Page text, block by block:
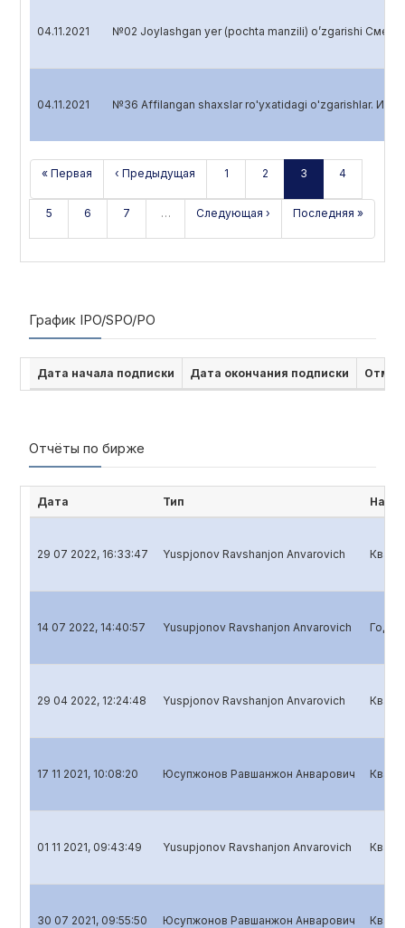
04.11.2021 №02 Joylashgan yer (pochta manzili) o’zgarishi
04.11.2021 №36 Affilangan shaxslar ro'yxatidagi o'zgarishlar.
« Первая ‹ Предыдущая 1 2 3 4
5 6 7 … Следующая › Последняя »
График IPO/SPO/PO
Дата начала подписки Дата окончания подписки
Отчёты по бирже
Дата Тип
29 07 2022, 16:33:47 Yuspjonov Ravshanjon Anvarovich
14 07 2022, 14:40:57 Yusupjonov Ravshanjon Anvarovich
29 04 2022, 12:24:48 Yuspjonov Ravshanjon Anvarovich
17 11 2021, 10:08:20 Юсупжонов Равшанжон Анварович
01 11 2021, 09:43:49 Yusupjonov Ravshanjon Anvarovich
30 07 2021, 09:55:50 Юсупжонов Равшанжон Анварович